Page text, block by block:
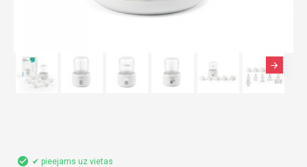
✔ pieejams uz vietas